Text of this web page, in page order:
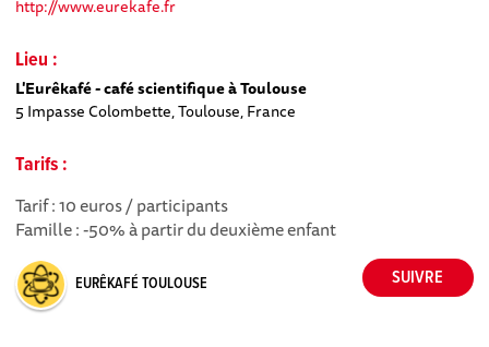
http://www.eurekafe.fr
Lieu :
L'Eurêkafé - café scientifique à Toulouse
5 Impasse Colombette, Toulouse, France
Tarifs :
Tarif : 10 euros / participants
Famille : -50% à partir du deuxième enfant
EURÊKAFÉ TOULOUSE